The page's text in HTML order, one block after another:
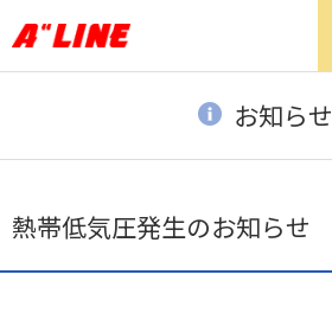
お知らせ
熱帯低気圧発生のお知らせ